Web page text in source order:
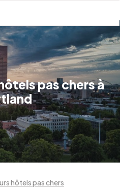
pas chers à
hôtels pas chers